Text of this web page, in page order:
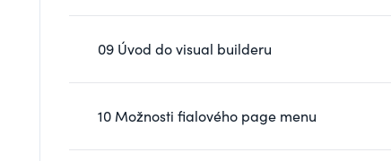
09 Úvod do visual builderu
10 Možnosti fialového page menu